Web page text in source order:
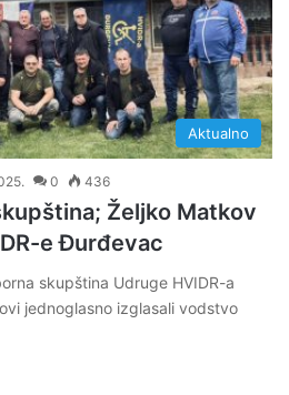
Aktualno
0 436
Željko Matkov
e Đurđevac
skupština Udruge HVIDR-a
jednoglasno izglasali vodstvo